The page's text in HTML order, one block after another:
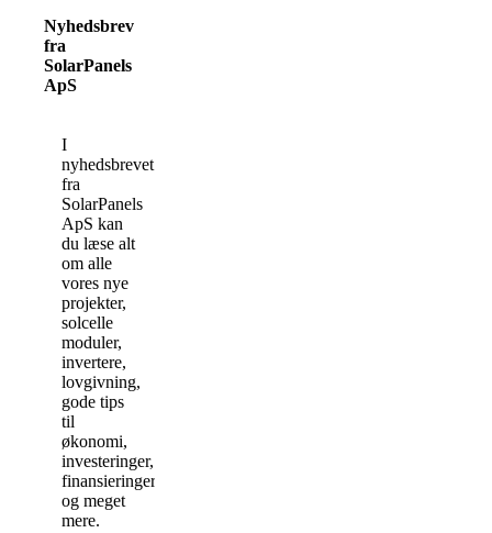
Nyhedsbrev
fra
SolarPanels
ApS
I
nyhedsbrevet
fra
SolarPanels
ApS kan
du læse alt
om alle
vores nye
projekter,
solcelle
moduler,
invertere,
lovgivning,
gode tips
til
økonomi,
investeringer,
finansieringer
og meget
mere.